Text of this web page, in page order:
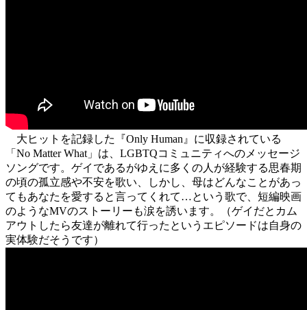
大ヒットを記録した『Only Human』に収録されている
「No Matter What」は、LGBTQコミュニティへのメッセージ
ソングです。ゲイであるがゆえに多くの人が経験する思春期
の頃の孤立感や不安を歌い、しかし、母はどんなことがあっ
てもあなたを愛すると言ってくれて…という歌で、短編映画
のようなMVのストーリーも涙を誘います。（ゲイだとカム
アウトしたら友達が離れて行ったというエピソードは自身の
実体験だそうです）